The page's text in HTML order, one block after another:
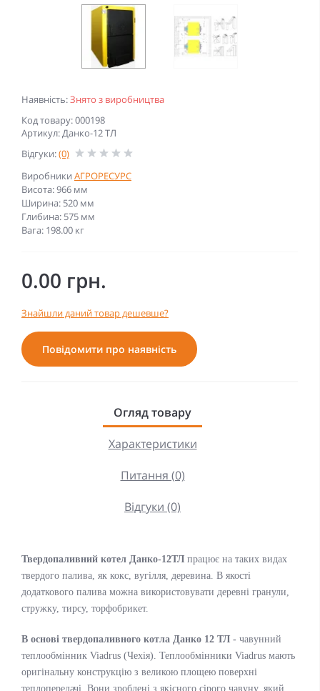
Наявність:Знято з виробництва
Код товару: 000198
Артикул: Данко-12 ТЛ
Відгуки:(0)
Виробники АГРОРЕСУРС
Висота: 966 мм
Ширина: 520 мм
Глибина: 575 мм
Вага: 198.00 кг
0.00 грн.
Знайшли даний товар дешевше?
Повідомити про наявність
Огляд товару
Характеристики
Питання (0)
Відгуки (0)
Твердопаливний котел Данко-12ТЛ працює на таких видах
твердого палива, як кокс, вугілля, деревина. В якості
додаткового палива можна використовувати деревні гранули,
стружку, тирсу, торфобрикет.
В основі твердопаливного котла Данко 12 ТЛ - чавунний
теплообмінник Viadrus (Чехія). Теплообмінники Viadrus мають
оригінальну конструкцію з великою площею поверхні
теплопередачі. Вони зроблені з якісного сірого чавуну, який